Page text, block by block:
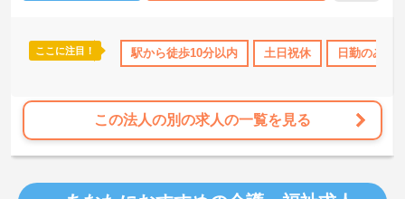
研修制度あり 社会保険完備 交通費支給
ここに注目！ 駅から徒歩10分以内 土日祝休 日勤のみ
この法人の別の求人の一覧を見る